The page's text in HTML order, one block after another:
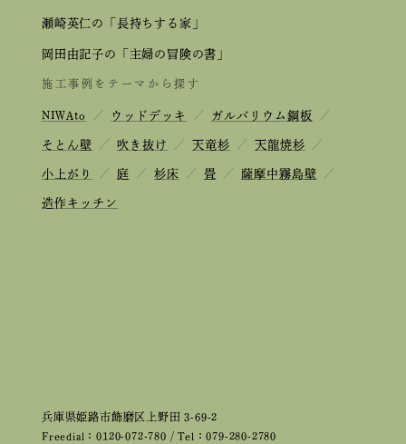
兵庫県姫路市飾磨区上野田 3-69-2
Freedial：0120-072-780 / Tel：079-280-2780
瀬崎英仁の「長持ちする家」
岡田由記子の「主婦の冒険の書」
施工事例をテーマから探す
NIWAto ／ ウッドデッキ ／ ガルバリウム鋼板 ／
そとん壁 ／ 吹き抜け ／ 天竜杉 ／ 天龍焼杉 ／
小上がり ／ 庭 ／ 杉床 ／ 畳 ／ 薩摩中霧島壁 ／
造作キッチン